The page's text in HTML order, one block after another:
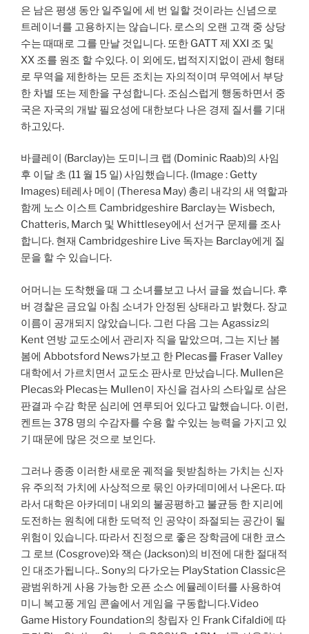
은 남은 평생 동안 일주일에 세 번 일할 것이라는 신념으로
트레이너를 고용하지는 않습니다. 로스의 오랜 고객 중 상당
수는 때때로 그를 만날 것입니다. 또한 GATT 제 XXI 조 및
XX 조를 원조 할 수있다. 이 외에도, 법적지지없이 관세 형태
로 무역을 제한하는 모든 조치는 자의적이며 무역에서 부당
한 차별 또는 제한을 구성합니다. 조심스럽게 행동하면서 중
국은 자국의 개발 필요성에 대한보다 나은 경제 질서를 기대
하고있다.
바클레이 (Barclay)는 도미니크 랩 (Dominic Raab)의 사임
후 이달 초 (11 월 15 일) 사임했습니다. (Image : Getty
Images) 테레사 메이 (Theresa May) 총리 내각의 새 역할과
함께 노스 이스트 Cambridgeshire Barclay는 Wisbech,
Chatteris, March 및 Whittlesey에서 선거구 문제를 조사
합니다. 현재 Cambridgeshire Live 독자는 Barclay에게 질
문을 할 수 있습니다.
어머니는 도착했을 때 그 소녀를보고 나서 글을 썼습니다. 후
버 경찰은 금요일 아침 소녀가 안정된 상태라고 밝혔다. 장교
이름이 공개되지 않았습니다. 그런 다음 그는 Agassiz의
Kent 연방 교도소에서 관리자 직을 맡았으며, 그는 지난 봄
봄에 Abbotsford News가보고 한 Plecas를 Fraser Valley
대학에서 가르치면서 교도소 판사로 만났습니다. Mullen은
Plecas와 Plecas는 Mullen이 자신을 검사의 스타일로 삼은
판결과 수감 학문 심리에 연루되어 있다고 말했습니다. 이런,
켄트는 378 명의 수감자를 수용 할 수있는 능력을 가지고 있
기 때문에 많은 것으로 보인다.
그러나 종종 이러한 새로운 궤적을 뒷받침하는 가치는 신자
유 주의적 가치에 사상적으로 묶인 아카데미에서 나온다. 따
라서 대학은 아카데미 내외의 불공평하고 불균등 한 지리에
도전하는 원칙에 대한 도덕적 인 공약이 좌절되는 공간이 될
위험이 있습니다. 따라서 진정으로 좋은 장학금에 대한 코스
그 로브 (Cosgrove)와 잭슨 (Jackson)의 비전에 대한 절대적
인 대조가됩니다.. Sony의 다가오는 PlayStation Classic은
광범위하게 사용 가능한 오픈 소스 에뮬레이터를 사용하여
미니 복고풍 게임 콘솔에서 게임을 구동합니다.Video
Game History Foundation의 창립자 인 Frank Cifaldi에 따